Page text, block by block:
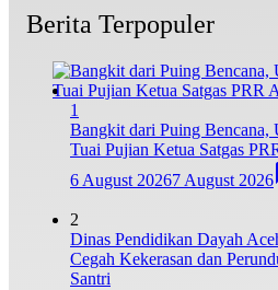
Berita Terpopuler
1
Bangkit dari Puing Bencana,
Tuai Pujian Ketua Satgas
6 August 20267 August 2026
2
Dinas Pendidikan Dayah
Cegah Kekerasan dan
Santri